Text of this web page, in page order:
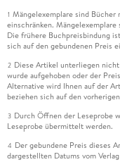
1 Mängelexemplare sind
einschränken.
Die frühere Buchpreisbindung
sich auf den gebundenen Preis
2 Diese Artikel unterliegen
wurde aufgehoben oder der
Alternative wird Ihnen auf der
beziehen sich auf den
3 Durch Öffnen der Leseprobe
Leseprobe übermittelt werden.
4 Der gebundene Preis dieses
dargestellten Datums vom